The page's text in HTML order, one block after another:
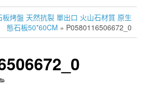
板烤盤 天然抗裂 單出口 火山石材質 原生
態石板50*60CM » P0580116506672_0